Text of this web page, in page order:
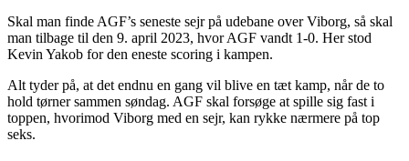
Skal man finde AGF’s seneste sejr på udebane over Viborg, så skal
man tilbage til den 9. april 2023, hvor AGF vandt 1-0. Her stod
Kevin Yakob for den eneste scoring i kampen.
Alt tyder på, at det endnu en gang vil blive en tæt kamp, når de to
hold tørner sammen søndag. AGF skal forsøge at spille sig fast i
toppen, hvorimod Viborg med en sejr, kan rykke nærmere på top
seks.